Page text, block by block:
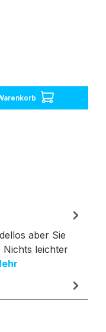
aber Sie
Nichts leichter